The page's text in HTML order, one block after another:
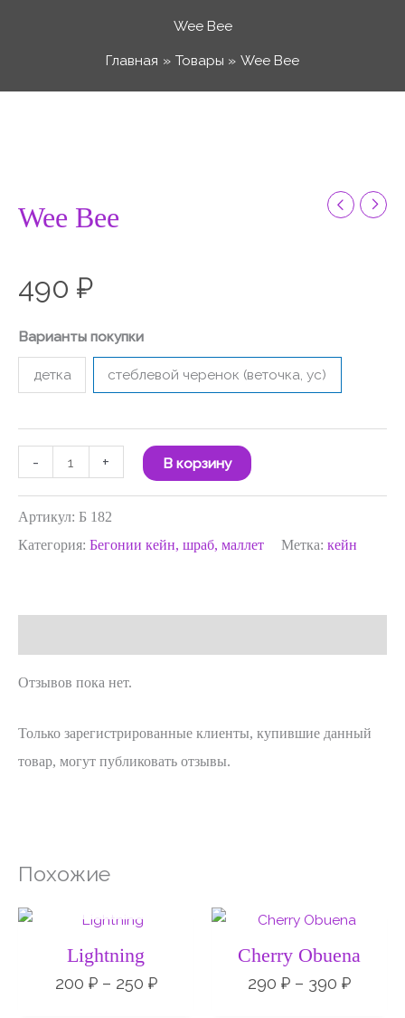
Wee Bee
Главная
Товары Wee Bee
Wee Bee
490 ₽
Варианты покупки
детка стеблевой черенок (веточка, ус)
- + В корзину
Артикул: Б 182
Категория: Бегонии кейн, шраб, маллет Метка: кейн
Отзывов пока нет.
Только зарегистрированные клиенты, купившие данный
товар, могут публиковать отзывы.
Похожие
Lightning
200 ₽ – 250 ₽
Диапазон
250 ₽
Cherry Obuena
290 ₽ – 390 ₽
цен:
–
390 ₽